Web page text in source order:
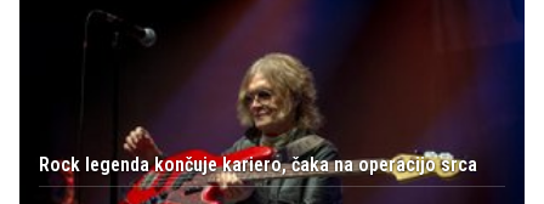
Rock legenda končuje kariero, čaka na operacijo srca